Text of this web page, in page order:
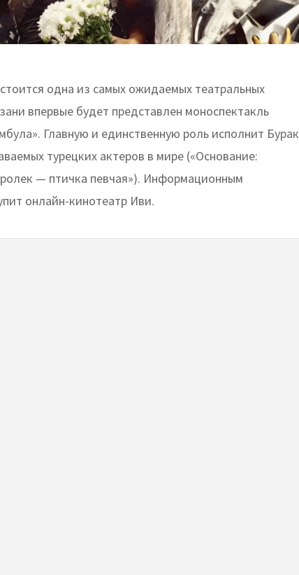
одна из самых ожидаемых театральных
впервые будет представлен моноспектакль
Главную и единственную роль исполнит Бурак
турецких актеров в мире («Основание:
— птичка певчая»). Информационным
онлайн-кинотеатр Иви.